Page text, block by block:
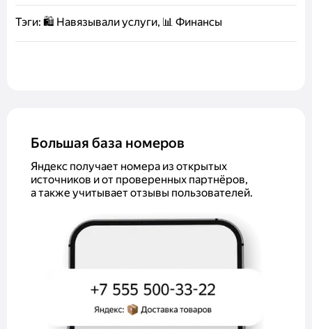
Тэги: 🛍️ Навязывали услуги, 📊 Финансы
Большая база номеров
Яндекс получает номера из открытых
источников и от проверенных партнёров,
а также учитывает отзывы пользователей.